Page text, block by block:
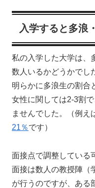
入学すると多浪
私の入学した大学は、
数人いるかどうかでし
明らかに多浪生の割合
女性に関しては2-3割
ませんでした。（例え
21％です）
面接点で調整している
面接は数人の教授陣（
が行うのですが、ある